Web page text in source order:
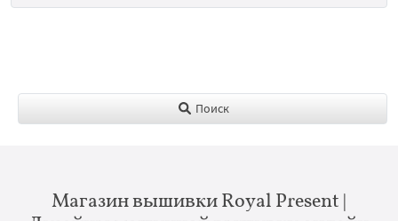
Поиск
Магазин вышивки Royal Present |